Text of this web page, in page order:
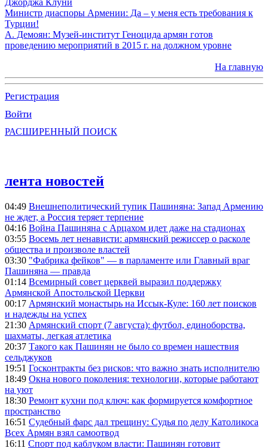
Джорджа Клуни
Министр диаспоры Армении: Да – у меня есть требования к
Турции!
А. Демоян: Музей-институт Геноцида армян готов
проведению мероприятий в 2015 г. на должном уровне
На главную
Регистрация
Войти
РАСШИРЕННЫЙ ПОИСК
лента новостей
04:49 Внешнеполитический тупик Пашиняна: Запад Армению
не ждет, а Россия теряет терпение
04:16 Война Пашиняна с Арцахом идет даже на стадионах
03:55 Восемь лет ненависти: армянский режиссер о расколе
общества и произволе властей
03:30 "Фабрика фейков" — в парламенте или Главный враг
Пашиняна — правда
01:14 Всемирный совет церквей выразил поддержку
Армянской Апостольской Церкви
00:17 Армянский монастырь на Иссык-Куле: 160 лет поисков
и надежды на успех
21:30 Армянский спорт (7 августа): футбол, единоборства,
шахматы, легкая атлетика
20:37 Такого как Пашинян не было со времен нашествия
сельджуков
19:51 Госконтракты без рисков: что важно знать исполнителю
18:49 Окна нового поколения: технологии, которые работают
на уют
18:30 Ремонт кухни под ключ: как формируется комфортное
пространство
16:51 Судебный фарс дал трещину: Судья по делу Католикоса
Всех Армян взял самоотвод
16:11 Спорт под каблуком власти: Пашинян готовит